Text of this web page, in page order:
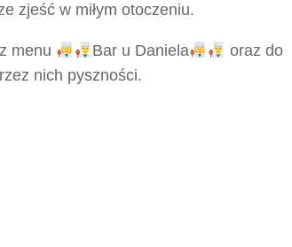
zjeść w miłym otoczeniu.
menu Bar u Daniela
oraz do
nich pyszności.